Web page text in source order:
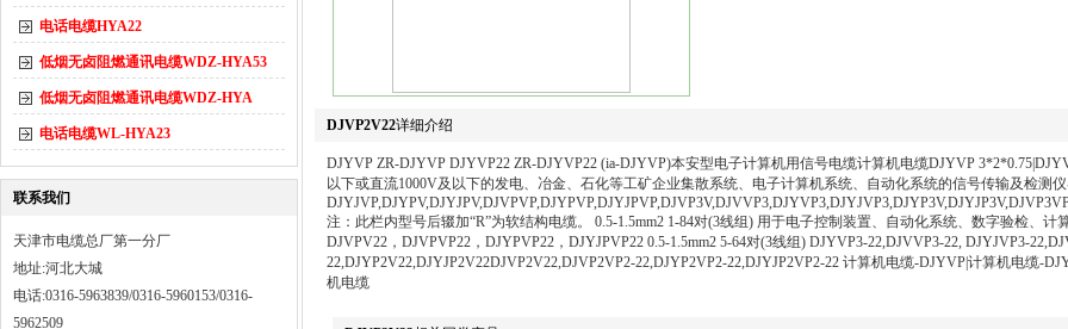
电话电缆HYA22
低烟无卤阻燃通讯电缆WDZ-HYA53
低烟无卤阻燃通讯电缆WDZ-HYA
电话电缆WL-HYA23
联系我们
天津市电缆总厂第一分厂
地址:河北大城
电话:0316-5963839/0316-5960153/0316-
5962509
DJVP2V22详细介绍
DJYVP ZR-DJYVP DJYVP22 ZR-DJYVP22 (ia-DJYVP)本安型电子计算机用信号电缆计算机电缆DJYVP
以下或直流1000V及以下的发电、冶金、石化等工矿企业集散系统、电子计算机系统、自动化系统的信号传输及检测
注：此栏内型号后辍加“R”为软结构电缆。 0.5-1.5mm2 1-84对(3线组) 用于电子控制装置、自动化系统、数字验检、
DJVPV22，DJVPVP22，DJYPVP22，DJYJPVP22 0.5-1.5mm2 5-64对(3线组) DJYVP3-22,DJVVP3-22, DJYJVP3-
22,DJYP2V22,DJYJP2V22DJVP2V22,DJVP2VP2-22,DJYP2VP2-22,DJYJP2VP2-22 计算机电缆-DJYVP|计算机电缆
机电缆